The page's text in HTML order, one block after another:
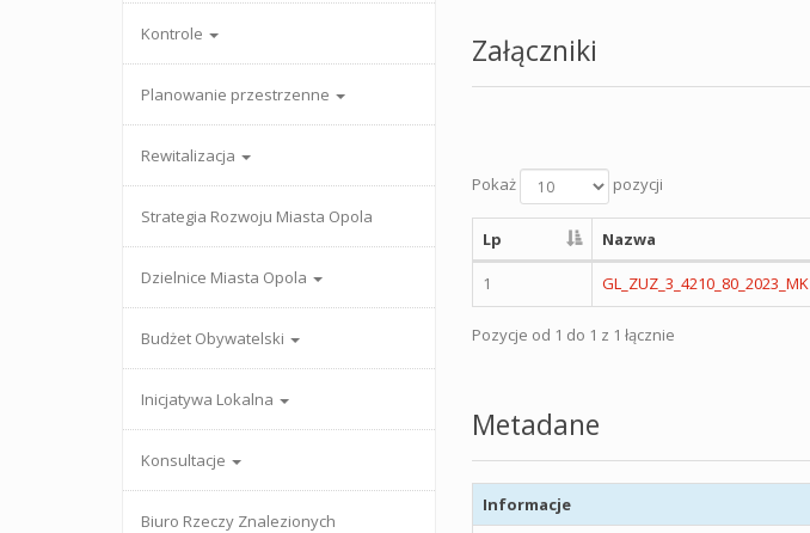
Kontrole
Planowanie przestrzenne
Rewitalizacja
Strategia Rozwoju Miasta Opola
Dzielnice Miasta Opola
Budżet Obywatelski
Inicjatywa Lokalna
Konsultacje
Biuro Rzeczy Znalezionych
Załączniki
Pokaż pozycji
Lp Nazwa
1 GL_ZUZ_3_4210_80_2023_MK
Pozycje od 1 do 1 z 1 łącznie
Metadane
Informacje